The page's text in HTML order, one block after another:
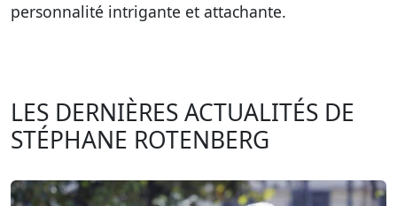
personnalité intrigante et attachante.
LES DERNIÈRES ACTUALITÉS DE
STÉPHANE ROTENBERG